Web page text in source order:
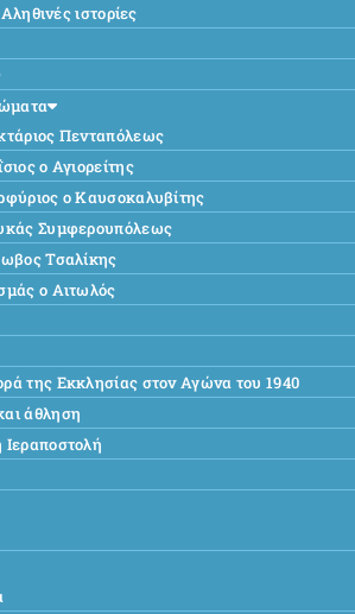
ιστορίες
Πενταπόλεως
ο Αγιορείτης
ο Καυσοκαλυβίτης
Συμφερουπόλεως
Τσαλίκης
ο Αιτωλός
της Εκκλησίας στον Αγώνα του 1940
άθληση